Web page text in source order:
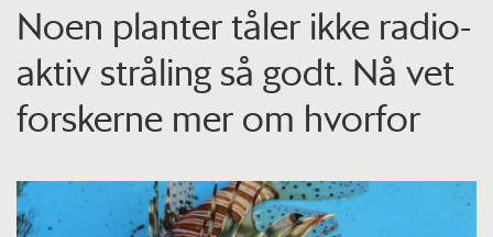
Noen planter tåler ikke radio­
aktiv stråling så godt. Nå vet
forskerne mer om hvorfor